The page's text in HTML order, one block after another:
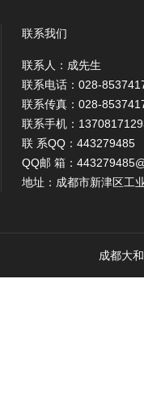
联系我们
联系人：成先生
联系电话：028-
联系传真：028-
联系手机：
联 系QQ：443279485
QQ邮 箱：
地址：成都市新津区工
成都大